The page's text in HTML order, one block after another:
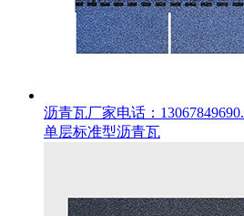
沥青瓦厂家电话：13067849690.
单层标准型沥青瓦